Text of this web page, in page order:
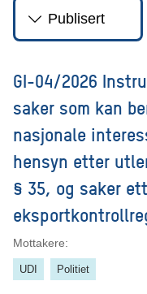
Publisert
GI-04/2026
saker som kan
nasjonale
hensyn etter
§ 35, og saker
Mottakere:
UDI Politiet